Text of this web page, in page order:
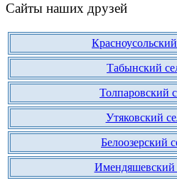
Сайты наших друзей
Табынский
Толпаровский
Утяковский
Белоозерский
Имендяшевский